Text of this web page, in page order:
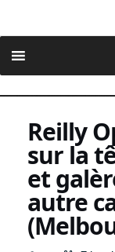
content
Reilly
sur la
et
autre